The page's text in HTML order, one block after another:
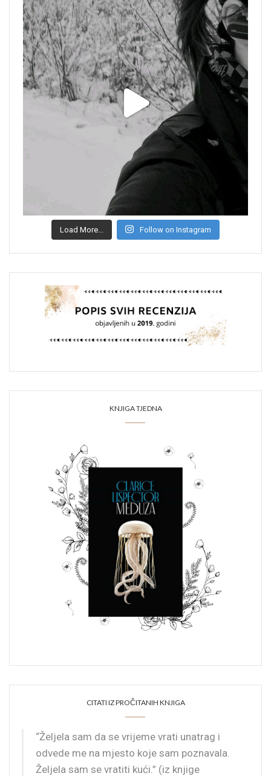
Load More... Follow on Instagram
KNJIGA TJEDNA
CITATI IZ PROČITANIH KNJIGA
“Željela sam da se vrijeme vrati unatrag i
odvede me na mjesto koje sam poznavala.
Željela sam se vratiti kući.” (iz knjige